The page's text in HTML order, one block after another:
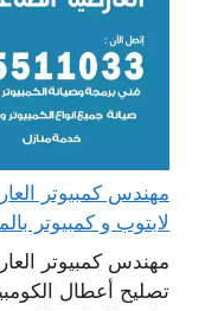
لابتوب و كمبيوتر
مهندس كمبيوتر
تصليح أعطال